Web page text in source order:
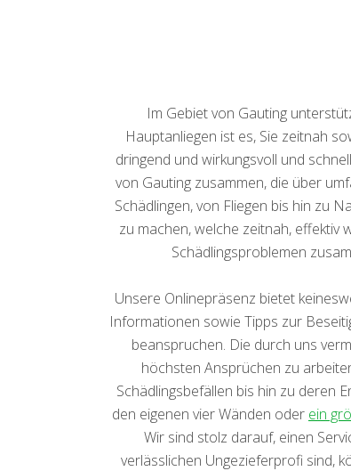
Im Gebiet von Gauting
Hauptanliegen ist es, Sie zeitnah
dringend und wirkungsvoll und
von Gauting zusammen, die über
Schädlingen, von Fliegen bis hin zu
zu machen, welche zeitnah, effektiv
Schädlingsproblemen
Unsere Onlinepräsenz bietet
Informationen sowie Tipps zur
beanspruchen. Die durch uns
höchsten Ansprüchen zu
Schädlingsbefällen bis hin zu deren
den eigenen vier Wänden oder ein
Wir sind stolz darauf, einen
verlässlichen Ungezieferprofi sind,